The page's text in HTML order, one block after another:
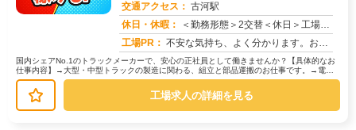
交通アクセス： 古河駅
休日・休暇：
＜勤務形態＞2交替＜休日＞工場カレンダーによる
工場PR： 不安な気持ち、よく分かります。お金や持ち物、経験がなくても大丈夫！→ 株式会社京栄センターでは、未経験者多数活躍中...
国内シェアNo.1のトラックメーカーで、安心の正社員として働きませんか？【具体的なお
仕事内容】→大型・中型トラックの製造に関わる、組立と部品運搬のお仕事です。→電動
ドライバーを使って、部品を組み...
工場求人の詳細を見る